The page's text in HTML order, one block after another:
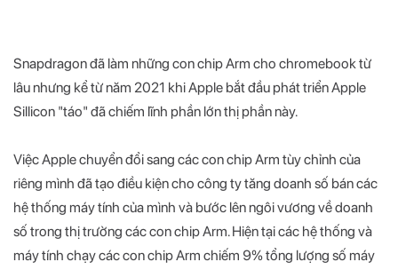
Snapdragon đã làm những con chip Arm cho chromebook từ
lâu nhưng kể từ năm 2021 khi Apple bắt đầu phát triển Apple
Sillicon "táo" đã chiếm lĩnh phần lớn thị phần này.
Việc Apple chuyển đổi sang các con chip Arm tùy chỉnh của
riêng mình đã tạo điều kiện cho công ty tăng doanh số bán các
hệ thống máy tính của mình và bước lên ngôi vương về doanh
số trong thị trường các con chip Arm. Hiện tại các hệ thống và
máy tính chạy các con chip Arm chiếm 9% tổng lượng số máy